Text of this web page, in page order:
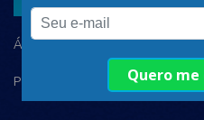
ÁREA DO ASSOCIADO
POLÍTICA DE PRIVACIDADE